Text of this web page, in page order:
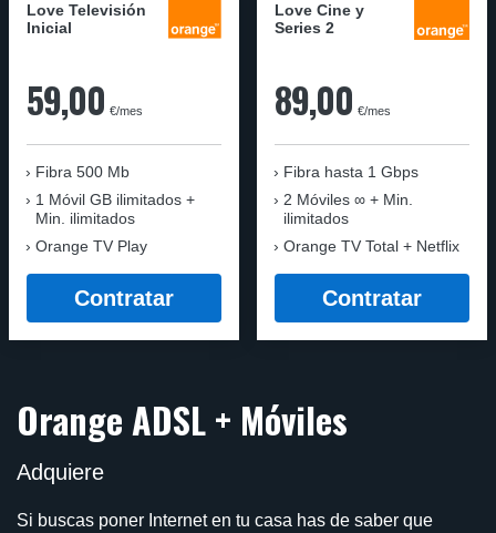
Love Televisión
Inicial
59,00 €/mes
Fibra 500 Mb
1 Móvil GB ilimitados +
Min. ilimitados
Orange TV Play
Contratar
Love Cine y
Series 2
89,00 €/mes
Fibra hasta 1 Gbps
2 Móviles ∞ + Min.
ilimitados
Orange TV Total + Netflix
Contratar
Orange ADSL + Móviles
Adquiere
Si buscas poner Internet en tu casa has de saber que